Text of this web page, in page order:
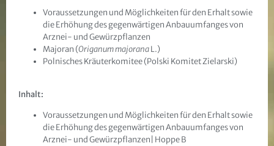
Voraussetzungen und Möglichkeiten für den Erhalt sowie
die Erhöhung des gegenwärtigen Anbauumfanges von
Arznei- und Gewürzpflanzen
Majoran (Origanum majoranaL.)
Polnisches Kräuterkomitee (Polski Komitet Zielarski)
Inhalt:
Voraussetzungen und Möglichkeiten für den Erhalt sowie
die Erhöhung des gegenwärtigen Anbauumfanges von
Arznei- und Gewürzpflanzen| Hoppe B